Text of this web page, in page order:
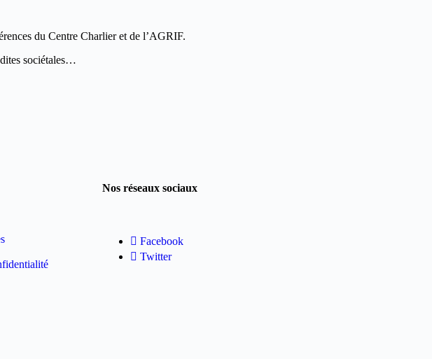
du Centre Charlier et de l’AGRIF.
sociétales…
Nos réseaux sociaux
Facebook
Twitter